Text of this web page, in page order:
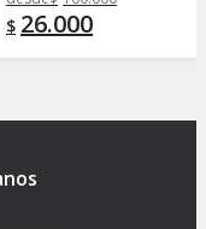
$ 26.000